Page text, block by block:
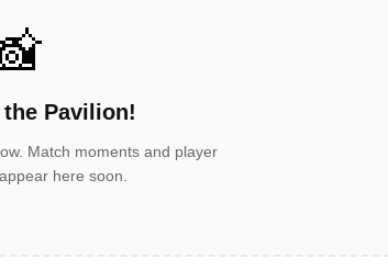
Pavilion!
Match moments and player
here soon.